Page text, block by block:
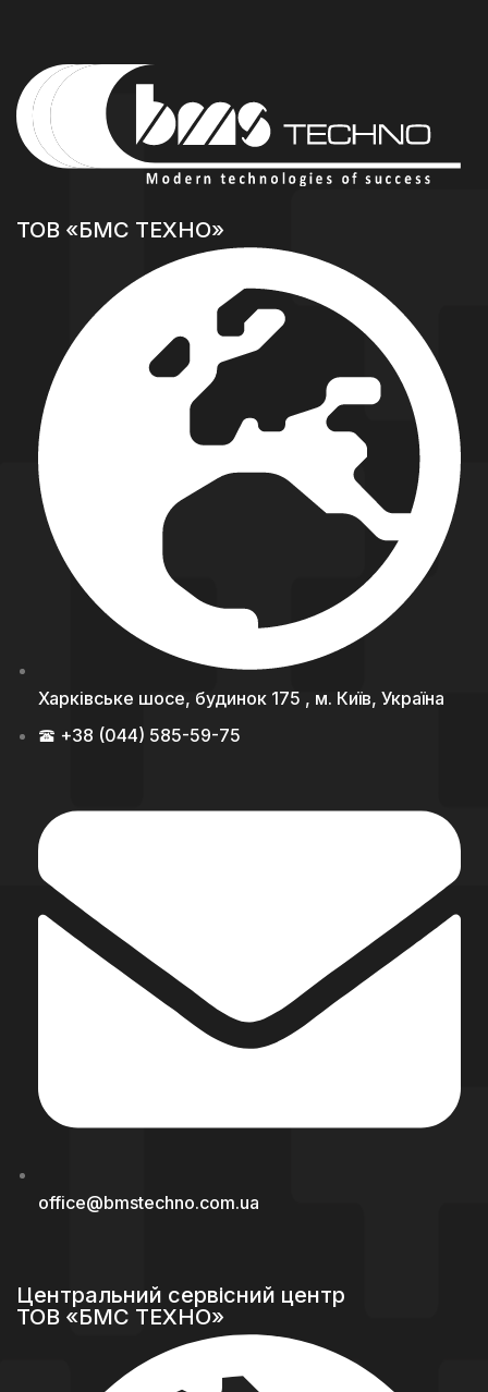
ТОВ «БМС ТЕХНО»
Харківське шосе, будинок 175 , м. Київ, Україна
+38 (044) 585-59-75
office@bmstechno.com.ua
Центральний сервісний центр
ТОВ «БМС ТЕХНО»